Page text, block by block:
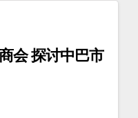
会 探讨中巴市